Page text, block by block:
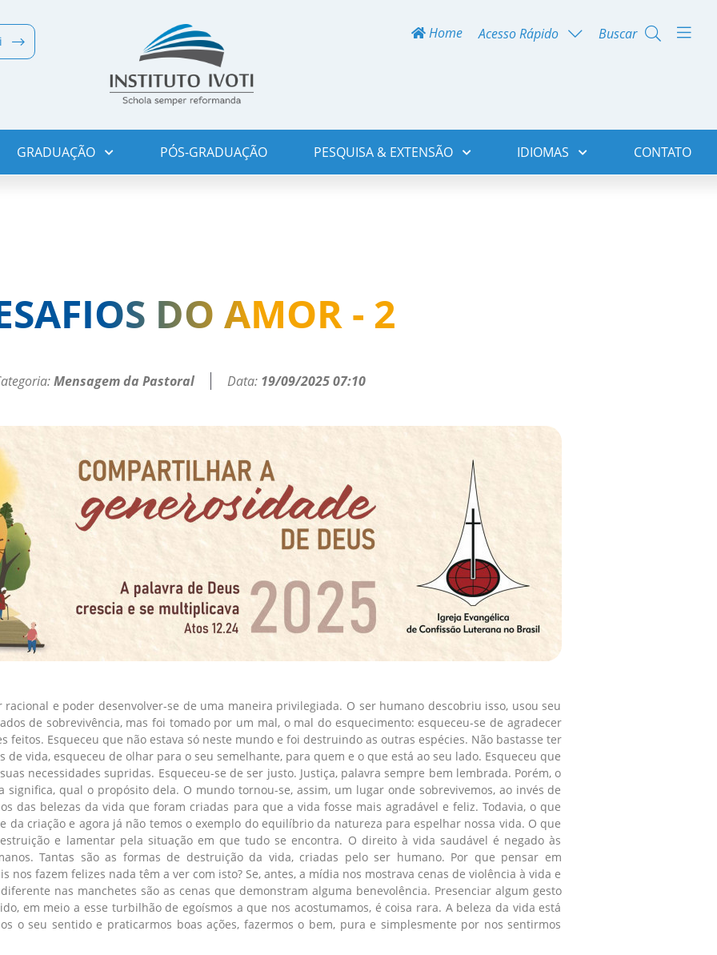
Home Acesso Rápido Buscar
GRADUAÇÃO PÓS-GRADUAÇÃO PESQUISA & EXTENSÃO IDIOMAS CONTATO
DO AMOR - 2
Mensagem da Pastoral Data: 19/09/2025 07:10
e poder desenvolver-se de uma maneira privilegiada. O ser humano descobriu isso, usou seu
de sobrevivência, mas foi tomado por um mal, o mal do esquecimento: esqueceu-se de agradecer
feitos. Esqueceu que não estava só neste mundo e foi destruindo as outras espécies. Não bastasse ter
de vida, esqueceu de olhar para o seu semelhante, para quem e o que está ao seu lado. Esqueceu que
necessidades supridas. Esqueceu-se de ser justo. Justiça, palavra sempre bem lembrada. Porém, o
qual o propósito dela. O mundo tornou-se, assim, um lugar onde sobrevivemos, ao invés de
das belezas da vida que foram criadas para que a vida fosse mais agradável e feliz. Todavia, o que
da criação e agora já não temos o exemplo do equilíbrio da natureza para espelhar nossa vida. O que
e lamentar pela situação em que tudo se encontra. O direito à vida saudável é negado às
Tantas são as formas de destruição da vida, criadas pelo ser humano. Por que pensar em
nos fazem felizes nada têm a ver com isto? Se, antes, a mídia nos mostrava cenas de violência à vida e
nas manchetes são as cenas que demonstram alguma benevolência. Presenciar algum gesto
em meio a esse turbilhão de egoísmos a que nos acostumamos, é coisa rara. A beleza da vida está
o seu sentido e praticarmos boas ações, fazermos o bem, pura e simplesmente por nos sentirmos